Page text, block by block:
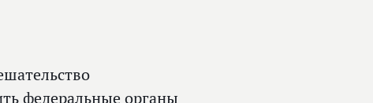
федеральные органы